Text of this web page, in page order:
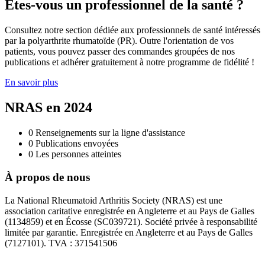
Êtes-vous un professionnel de la santé ?
Consultez notre section dédiée aux professionnels de santé intéressés
par la polyarthrite rhumatoïde (PR). Outre l'orientation de vos
patients, vous pouvez passer des commandes groupées de nos
publications et adhérer gratuitement à notre programme de fidélité !
En savoir plus
NRAS en 2024
0 Renseignements sur la ligne d'assistance
0 Publications envoyées
0 Les personnes atteintes
À propos de nous
La National Rheumatoid Arthritis Society (NRAS) est une
association caritative enregistrée en Angleterre et au Pays de Galles
(1134859) et en Écosse (SC039721). Société privée à responsabilité
limitée par garantie. Enregistrée en Angleterre et au Pays de Galles
(7127101). TVA : 371541506